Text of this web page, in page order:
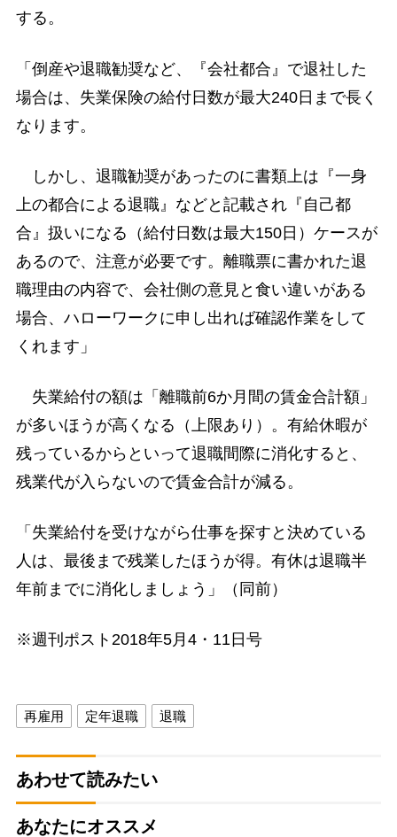
する。
「倒産や退職勧奨など、『会社都合』で退社した
場合は、失業保険の給付日数が最大240日まで長く
なります。
しかし、退職勧奨があったのに書類上は『一身
上の都合による退職』などと記載され『自己都
合』扱いになる（給付日数は最大150日）ケースが
あるので、注意が必要です。離職票に書かれた退
職理由の内容で、会社側の意見と食い違いがある
場合、ハローワークに申し出れば確認作業をして
くれます」
失業給付の額は「離職前6か月間の賃金合計額」
が多いほうが高くなる（上限あり）。有給休暇が
残っているからといって退職間際に消化すると、
残業代が入らないので賃金合計が減る。
「失業給付を受けながら仕事を探すと決めている
人は、最後まで残業したほうが得。有休は退職半
年前までに消化しましょう」（同前）
※週刊ポスト2018年5月4・11日号
再雇用 定年退職 退職
あわせて読みたい
あなたにオススメ